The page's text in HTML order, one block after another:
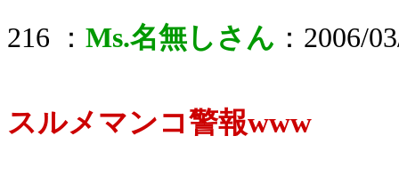
216 ： Ms.名無しさん ：2006/
スルメマンコ警報www